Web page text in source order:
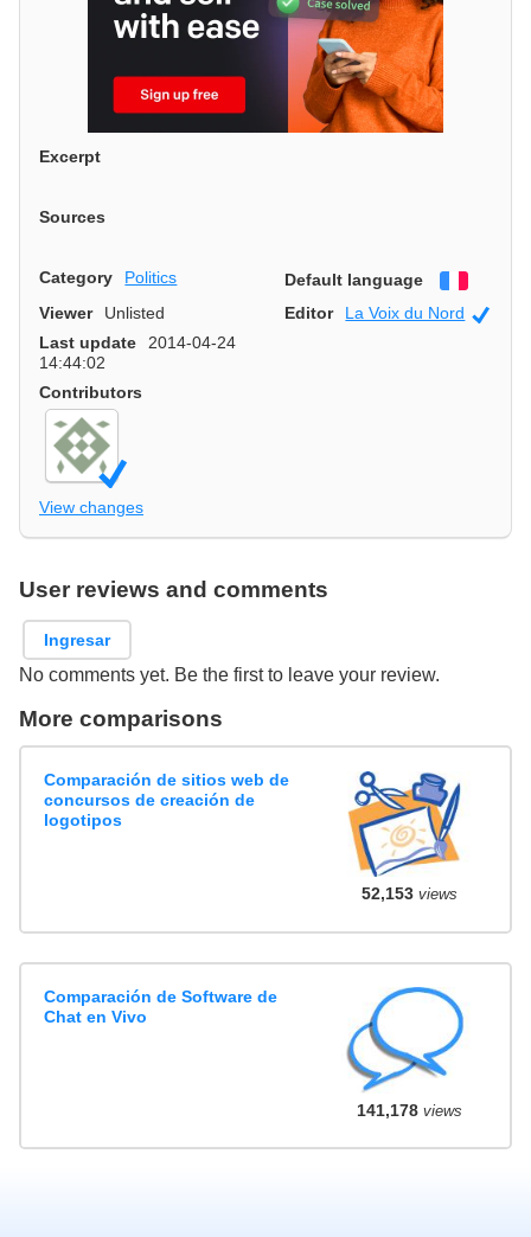
Excerpt
Sources
Category Politics Default language
Viewer
Unlisted Editor La Voix du Nord
Last update
2014-04-24
14:44:02
Contributors
View changes
User reviews and comments
Ingresar
No comments yet. Be the first to leave your review.
More comparisons
Comparación de sitios web de
concursos de creación de
logotipos
52,153views
Comparación de Software de
Chat en Vivo
141,178views